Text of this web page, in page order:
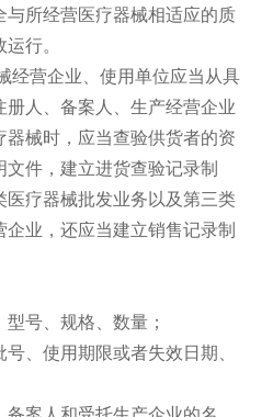
与所经营医疗器械相适应的质
行。
经营企业、使用单位应当从具
人、备案人、生产经营企业
器械时，应当查验供货者的资
件，建立进货查验记录制
医疗器械批发业务以及第三类
业，还应当建立销售记录制
型号、规格、数量；
号、使用期限或者失效日期、